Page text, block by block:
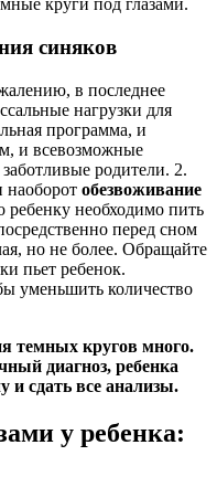
круги под глазами.
синяков
в последнее
нагрузки для
программа, и
и всевозможные
родители. 2.
наоборот обезвоживание
ребенку необходимо пить
перед сном
но не более. Обращайте
пьет ребенок.
уменьшить количество
темных кругов много.
диагноз, ребенка
и сдать все анализы.
у ребенка: